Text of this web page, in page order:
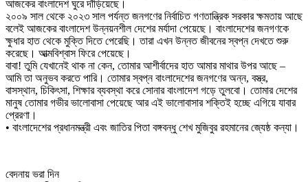
আজকের বাংলাদেশ ঘুরে দাঁড়িয়েছে।
২০০৯ সাল থেকে ২০২৩ সাল পর্যন্ত জনগণের নির্বাচিত গণতান্ত্রিক সরকার ক্ষমতায় আছে
বলেই আজকের বাংলাদেশ উন্নয়নশীল দেশের মর্যাদা পেয়েছে। বাংলাদেশের জনগণকে
ক্ষুধার হাত থেকে মুক্তি দিতে পেরেছি। তারা এখন উন্নত জীবনের স্বপ্ন দেখতে শুরু
করেছে। আত্মবিশ্বাস ফিরে পেয়েছে।
বাবা! তুমি যেখানেই থাক না কেন, তোমার আশীর্বাদের হাত আমার মাথার উপর আছে –
আমি তা অনুভব করতে পারি। তোমার স্বপ্ন বাংলাদেশের জনগণের অন্ন, বস্ত্র,
বাসস্থান, চিকিৎসা, শিক্ষার ব্যবস্থা করে সোনার বাংলাদেশ গড়ে তুলবো। তোমার দেশের
মানুষ তোমার গভীর ভালোবাসা পেয়েছে আর এই ভালোবাসার শক্তিই হচ্ছে এগিয়ে যাবার
প্রেরণা।
• বাংলাদেশের প্রধানমন্ত্রী এবং জাতির পিতা বঙ্গবন্ধু শেখ মুজিবুর রহমানের জ্যেষ্ঠ কন্যা।
বেদনায় ভরা দিন